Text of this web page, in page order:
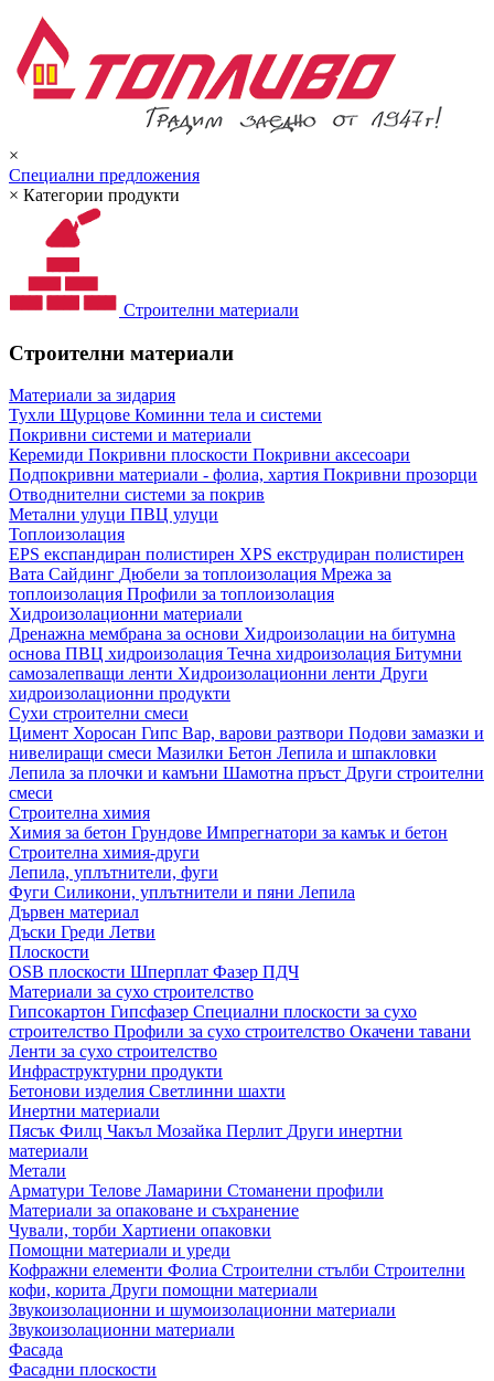
×
Специални предложения
× Категории продукти
Строителни материали
Строителни материали
Материали за зидария
Тухли Щурцове Коминни тела и системи
Покривни системи и материали
Керемиди Покривни плоскости Покривни аксесоари
Подпокривни материали - фолиа, хартия Покривни прозорци
Отводнителни системи за покрив
Метални улуци ПВЦ улуци
Топлоизолация
EPS експандиран полистирен XPS екструдиран полистирен
Вата Сайдинг Дюбели за топлоизолация Мрежа за
топлоизолация Профили за топлоизолация
Хидроизолационни материали
Дренажна мембрана за основи Хидроизолации на битумна
основа ПВЦ хидроизолация Течна хидроизолация Битумни
самозалепващи ленти Хидроизолационни ленти Други
хидроизолационни продукти
Сухи строителни смеси
Цимент Хоросан Гипс Вар, варови разтвори Подови замазки и
нивелиращи смеси Мазилки Бетон Лепила и шпакловки
Лепила за плочки и камъни Шамотна пръст Други строителни
смеси
Строителна химия
Химия за бетон Грундове Импрегнатори за камък и бетон
Строителна химия-други
Лепила, уплътнители, фуги
Фуги Силикони, уплътнители и пяни Лепила
Дървен материал
Дъски Греди Летви
Плоскости
OSB плоскости Шперплат Фазер ПДЧ
Материали за сухо строителство
Гипсокартон Гипсфазер Специални плоскости за сухо
строителство Профили за сухо строителство Окачени тавани
Ленти за сухо строителство
Инфраструктурни продукти
Бетонови изделия Светлинни шахти
Инертни материали
Пясък Филц Чакъл Мозайкa Перлит Други инертни
материали
Метали
Арматури Телове Ламарини Стоманени профили
Материали за опаковане и съхранение
Чували, торби Хартиени опаковки
Помощни материали и уреди
Кофражни елементи Фолиа Строителни стълби Строителни
кофи, корита Други помощни материали
Звукоизолационни и шумоизолационни материали
Звукоизолационни материали
Фасада
Фасадни плоскости